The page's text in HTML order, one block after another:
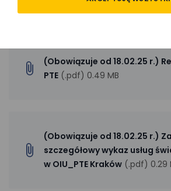
Pliki do pobrania
(Obowiązuje od 18.02.25 r.)
PTE (.pdf) 0.49 MB
(Obowiązuje od 18.02.25 r.)
szczegółowy wykaz usług
w OIU_PTE Kraków (.pdf) 0.29